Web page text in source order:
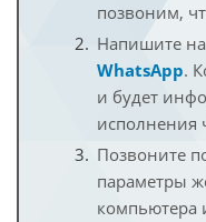
позвоним,
Напишите
WhatsApp.
и будет
исполнения
Позвоните
параметры
компьютера